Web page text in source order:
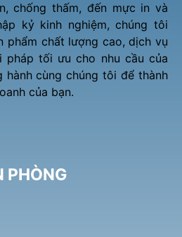
chống thấm, đến mực in và
kỷ kinh nghiệm, chúng tôi
phẩm chất lượng cao, dịch vụ
pháp tối ưu cho nhu cầu của
hành cùng chúng tôi để thành
của bạn.
PHÒNG